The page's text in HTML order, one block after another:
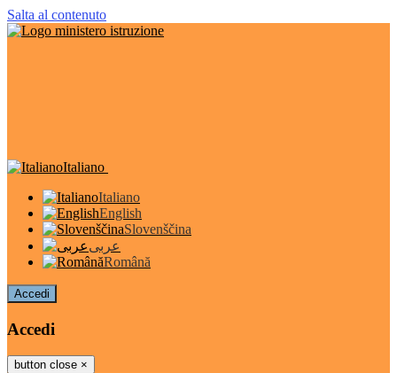
Salta al contenuto
Italiano
Italiano
English
Slovenščina
عربى
Română
Accedi
Accedi
button close ×